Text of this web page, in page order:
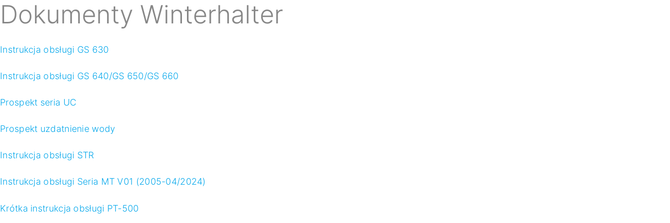
Dokumenty Winterhalter
Instrukcja obsługi GS 630
Instrukcja obsługi GS 640/GS 650/GS 660
Prospekt seria UC
Prospekt uzdatnienie wody
Instrukcja obsługi STR
Instrukcja obsługi Seria MT V01 (2005-04/2024)
Krótka instrukcja obsługi PT-500